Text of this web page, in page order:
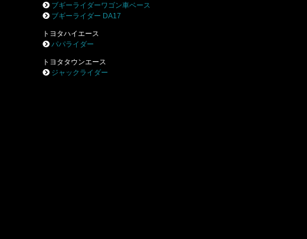
ブギーライダーワゴン車ベース
ブギーライダー DA17
トヨタハイエース
パパライダー
トヨタタウンエース
ジャックライダー